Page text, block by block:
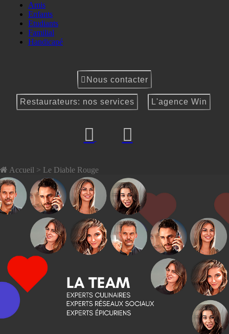
Amis
Enfants
Etudiants
Familial
Handicapé
Nous contacter
Restaurateurs: nos services L'agence Win
Accueil > Le Diable Rouge